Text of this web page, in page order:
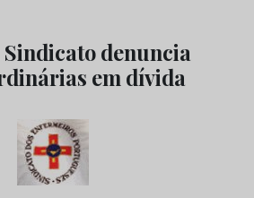
denuncia
em dívida